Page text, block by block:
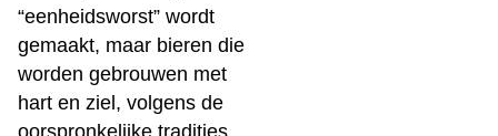
“eenheidsworst” wordt
gemaakt, maar bieren die
worden gebrouwen met
hart en ziel, volgens de
oorspronkelijke tradities